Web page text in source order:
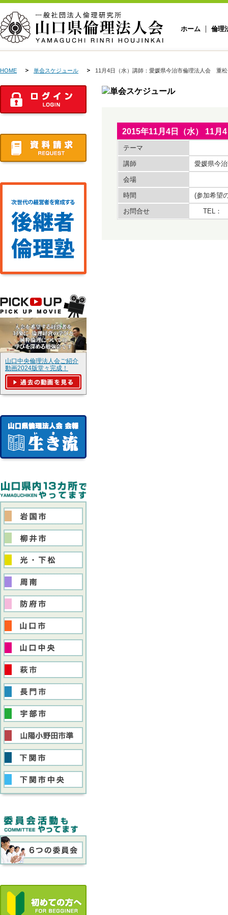
ホーム 倫理
HOME 単会スケジュール 11月4日（水）講師：愛媛県今治市倫理法人会
2015年11月4日（水） 11
テーマ
講師 愛媛県今
会場
時間 (参加希望
お問合せ TEL：
山口中央倫理法人会ご紹介
動画2024版堂々完成！